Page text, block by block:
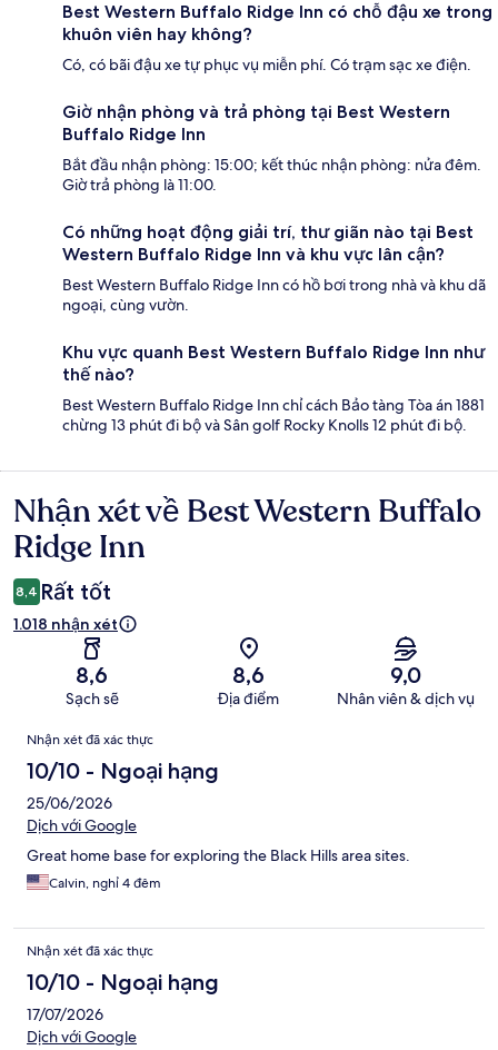
Best Western Buffalo Ridge Inn có chỗ đậu xe trong
khuôn viên hay không?
Có, có bãi đậu xe tự phục vụ miễn phí. Có trạm sạc xe điện.
Giờ nhận phòng và trả phòng tại Best Western
Buffalo Ridge Inn
Bắt đầu nhận phòng: 15:00; kết thúc nhận phòng: nửa đêm.
Giờ trả phòng là 11:00.
Có những hoạt động giải trí, thư giãn nào tại Best
Western Buffalo Ridge Inn và khu vực lân cận?
Best Western Buffalo Ridge Inn có hồ bơi trong nhà và khu dã
ngoại, cùng vườn.
Khu vực quanh Best Western Buffalo Ridge Inn như
thế nào?
Best Western Buffalo Ridge Inn chỉ cách Bảo tàng Tòa án 1881
chừng 13 phút đi bộ và Sân golf Rocky Knolls 12 phút đi bộ.
Nhận
xét
Nhận xét về Best Western Buffalo
Ridge Inn
8,4 Rất tốt
1.018 nhận xét
8,6
Sạch sẽ
8,6
Địa điểm
9,0
Nhân viên & dịch vụ
Nhận
xét
Nhận xét đã xác thực
10/10 - Ngoại hạng
25/06/2026
Dịch với Google
Great home base for exploring the Black Hills area sites.
Calvin, nghỉ 4 đêm
Nhận xét đã xác thực
10/10 - Ngoại hạng
17/07/2026
Dịch với Google